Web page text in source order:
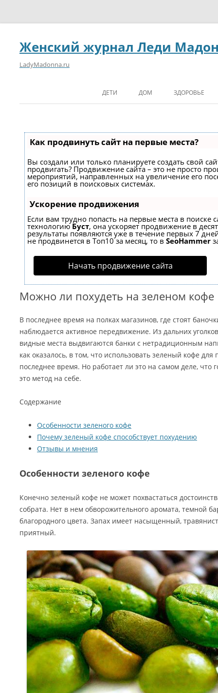
Женский журнал Леди
LadyMadonna.ru
ДЕТИ ДОМ ЗДОРОВЬЕ
Как продвинуть сайт на первые места?
Вы создали или только планируете создать свой
продвигать? Продвижение сайта – это не просто
мероприятий, направленных на увеличение его
его позиций в поисковых системах.
Ускорение продвижения
Если вам трудно попасть на первые места в поиске
технологиюБуст, она ускоряет продвижение в
результаты появляются уже в течение первых 7
не продвинется в Топ10 за месяц, то в SeoHammer
Начать продвижение сайта
Можно ли похудеть на зеленом кофе
В последнее время на полках магазинов, где стоят
наблюдается активное передвижение. Из дальних
видные места выдвигаются банки с нетрадиционным
как оказалось, в том, что использовать зеленый кофе
последнее время. Но работает ли это на самом деле, что
это метод на себе.
Содержание
Особенности зеленого кофе
Почему зеленый кофе способствует похудению
Отзывы и мнения
Особенности зеленого кофе
Конечно зеленый кофе не может похвастаться
собрата. Нет в нем обворожительного аромата, темной
благородного цвета. Запах имеет насыщенный,
приятный.